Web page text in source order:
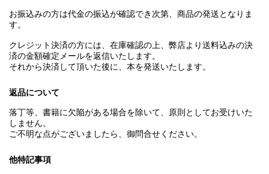
お振込みの方は代金の振込が確認でき次第、商品の発送となりま
す。
クレジット決済の方には、在庫確認の上、弊店より送料込みの決
済の金額確定メールを返信いたします。
それから決済して頂いた後に、本を発送いたします。
返品について
落丁等、書籍に欠陥がある場合を除いて、原則としてお受けいた
しません。
ご不明な点がございましたら、御問合せください。
他特記事項